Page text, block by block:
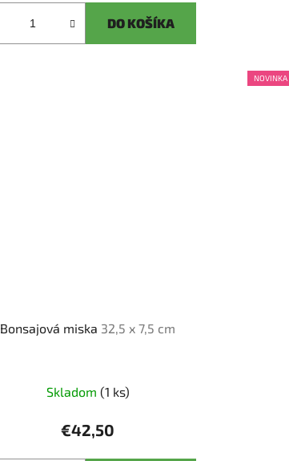
DO KOŠÍKA
Bonsajová miska 32,5 x 7,5 cm
Skladom (1 ks)
€42,50
NOVINKA